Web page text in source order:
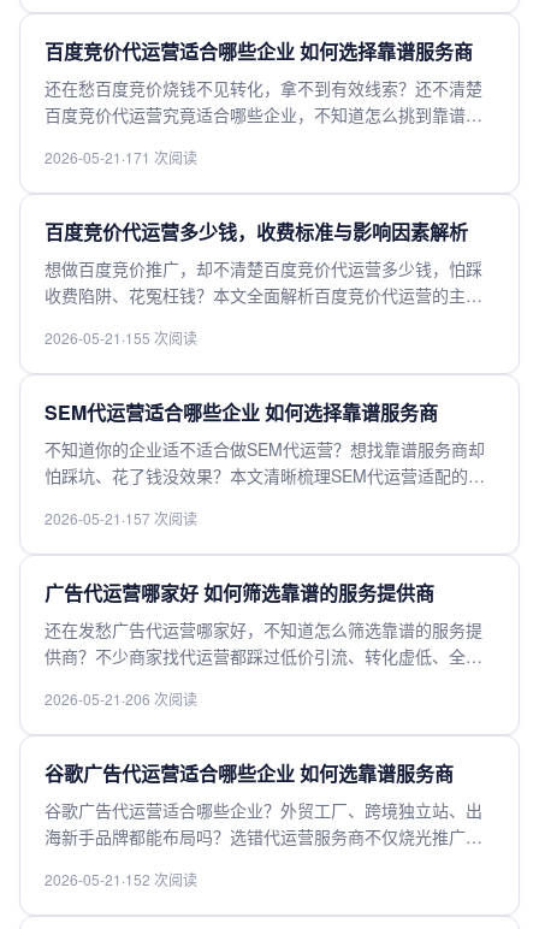
式的优劣，帮跨境新手、中小商家快速测算合理预算、避开
收费陷阱，快来获取清晰参考。
百度竞价代运营适合哪些企业 如何选择靠谱服务商
还在愁百度竞价烧钱不见转化，拿不到有效线索？还不清楚
百度竞价代运营究竟适合哪些企业，不知道怎么挑到靠谱不
汇总了甄选靠谱服务商的实用技巧，帮你避开代运营套路，
少花冤枉钱多拿高转化线索，快来点击get干货。
2026-05-21 ·171 次阅读
百度竞价代运营多少钱，收费标准与影响因素解析
想做百度竞价推广，却不清楚百度竞价代运营多少钱，怕踩
收费陷阱、花冤枉钱？本文全面解析百度竞价代运营的主流
素，从行业类目、账户规模到服务内容逐一讲透，帮你快速
估算自身推广预算，避开隐形消费，找到高性价比的合适代
运营方案。
2026-05-21 ·155 次阅读
SEM代运营适合哪些企业 如何选择靠谱服务商
不知道你的企业适不适合做SEM代运营？想找靠谱服务商却
怕踩坑、花了钱没效果？本文清晰梳理SEM代运营适配的企
简运营团队的品牌都能对标，还分享挑选靠谱服务商的实用
避坑技巧，帮你躲开低价套路，选到能提转化的好服务商，
少花冤枉钱早拿结果。
2026-05-21 ·157 次阅读
广告代运营哪家好 如何筛选靠谱的服务提供商
还在发愁广告代运营哪家好，不知道怎么筛选靠谱的服务提
供商？不少商家找代运营都踩过低价引流、转化虚低、全流
资质案例、收费透明性、行业适配度这几个关键点。我们整
理了实用筛选指南和靠谱参考，帮你轻松避坑选对高转化代
运营，快来获取干货。
2026-05-21 ·206 次阅读
谷歌广告代运营适合哪些企业 如何选靠谱服务商
谷歌广告代运营适合哪些企业？外贸工厂、跨境独立站、出
海新手品牌都能布局吗？选错代运营服务商不仅烧光推广预
企业清单，还有筛选靠谱服务商的核心判断标准，帮你避开
低价套路、虚标效果坑，把控出海推广成本，拿到高转化询
2026-05-21 ·152 次阅读